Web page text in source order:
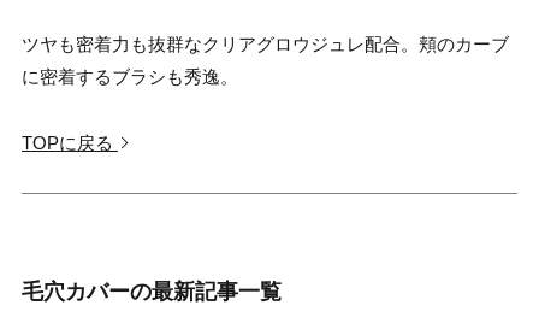
ツヤも密着力も抜群なクリアグロウジュレ配合。頬のカーブ
に密着するブラシも秀逸。
TOPに戻る
毛穴カバーの最新記事一覧